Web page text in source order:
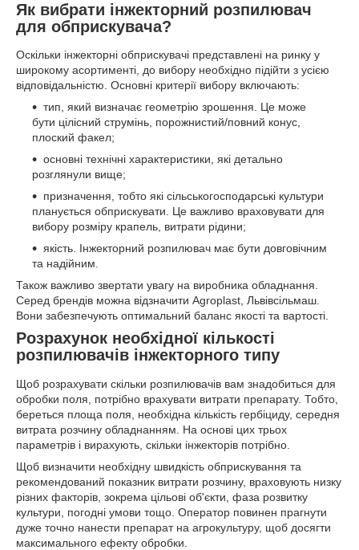
Як вибрати інжекторний розпилювач
для обприскувача?
Оскільки інжекторні обприскувачі представлені на ринку у
широкому асортименті, до вибору необхідно підійти з усією
відповідальністю. Основні критерії вибору включають:
тип, який визначає геометрію зрошення. Це може
бути цілісний струмінь, порожнистий/повний конус,
плоский факел;
основні технічні характеристики, які детально
розглянули вище;
призначення, тобто які сільськогосподарські культури
планується обприскувати. Це важливо враховувати для
вибору розміру крапель, витрати рідини;
якість. Інжекторний розпилювач має бути довговічним
та надійним.
Також важливо звертати увагу на виробника обладнання.
Серед брендів можна відзначити Agroplast, Львівсільмаш.
Вони забезпечують оптимальний баланс якості та вартості.
Розрахунок необхідної кількості
розпилювачів інжекторного типу
Щоб розрахувати скільки розпилювачів вам знадобиться для
обробки поля, потрібно врахувати витрати препарату. Тобто,
береться площа поля, необхідна кількість гербіциду, середня
витрата розчину обладнанням. На основі цих трьох
параметрів і вирахують, скільки інжекторів потрібно.
Щоб визначити необхідну швидкість обприскування та
рекомендований показник витрати розчину, враховують низку
різних факторів, зокрема цільові об'єкти, фаза розвитку
культури, погодні умови тощо. Оператор повинен прагнути
дуже точно нанести препарат на агрокультуру, щоб досягти
максимального ефекту обробки.